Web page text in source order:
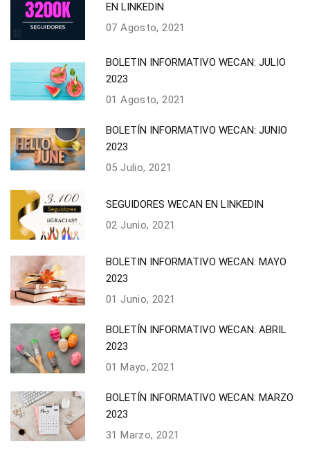
EN LINKEDIN
07 Agosto, 2021
BOLETIN INFORMATIVO WECAN: JULIO
2023
01 Agosto, 2021
BOLETÍN INFORMATIVO WECAN: JUNIO
2023
05 Julio, 2021
SEGUIDORES WECAN EN LINKEDIN
02 Junio, 2021
BOLETIN INFORMATIVO WECAN: MAYO
2023
01 Junio, 2021
BOLETÍN INFORMATIVO WECAN: ABRIL
2023
01 Mayo, 2021
BOLETÍN INFORMATIVO WECAN: MARZO
2023
31 Marzo, 2021